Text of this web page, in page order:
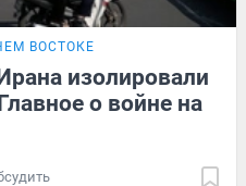
ВОСТОКЕ
изолировали
о войне на